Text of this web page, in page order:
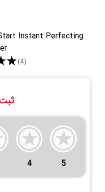
Instant Perfecting
(4)
4 5